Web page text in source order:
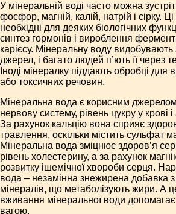
У мінеральній воді часто можна
фосфор, магній, калій, натрій і сірку.
необхідні для деяких біологічних
синтез гормонів і вироблення
карієсу. Мінеральну воду видобувають
джерел, і багато людей п’ють її через
Іноді мінералку піддають обробці для
або токсичних речовин.
Мінеральна вода є корисним
нервову систему, рівень цукру у крові
За рахунок кальцію вона сприяє
травлення, оскільки містить сульфат
Мінеральна вода зміцнює здоров’я
рівень холестерину, а за рахунок
розвитку ішемічної хвороби серця.
вода – незамінна знежирена добавка з
мінералів, що метаболізують жири. А
вживання мінеральної води
вагою.